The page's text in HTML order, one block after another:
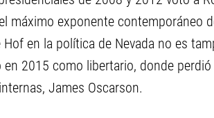
máximo exponente contemporáneo
en la política de Nevada no es
2015 como libertario, donde
James Oscarson.